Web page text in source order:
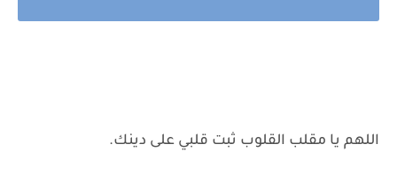
اللهم يا مقلب القلوب ثبت قلبي على دينك.